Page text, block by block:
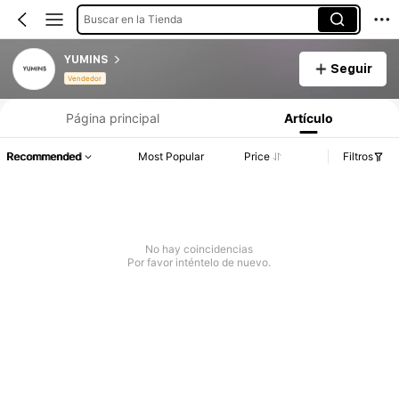
Buscar en la Tienda
YUMINS
Vendedor
Seguir
Página principal Artículo
Recommended Most Popular Price Filtros
No hay coincidencias
Por favor inténtelo de nuevo.